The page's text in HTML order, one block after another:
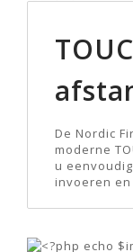
De Nordic
moderne
u
invoeren